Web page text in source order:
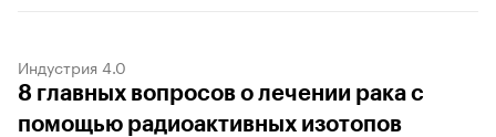
Индустрия 4.0
8 главных вопросов о лечении рака с
помощью радиоактивных изотопов